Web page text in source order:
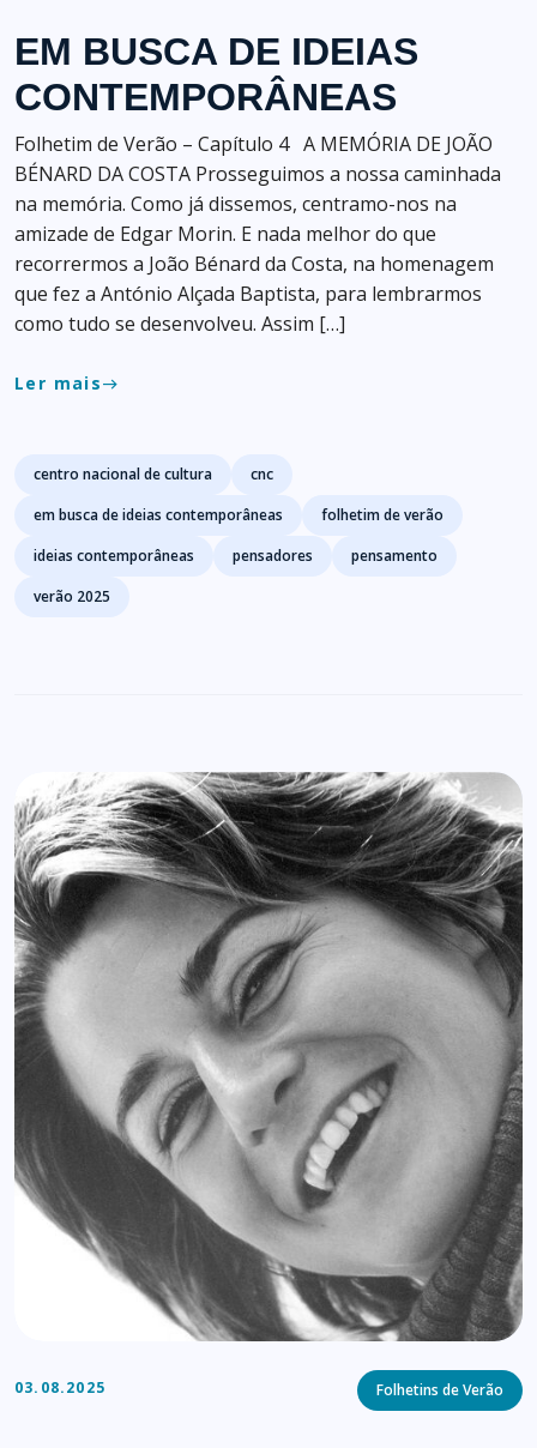
EM BUSCA DE IDEIAS
CONTEMPORÂNEAS
Folhetim de Verão – Capítulo 4 A MEMÓRIA DE JOÃO
BÉNARD DA COSTA Prosseguimos a nossa caminhada
na memória. Como já dissemos, centramo-nos na
amizade de Edgar Morin. E nada melhor do que
recorrermos a João Bénard da Costa, na homenagem
que fez a António Alçada Baptista, para lembrarmos
como tudo se desenvolveu. Assim […]
Ler maiseast
Tags
centro nacional de cultura
cnc
em busca de ideias contemporâneas
folhetim de verão
ideias contemporâneas
pensadores
pensamento
verão 2025
03.08.2025 Categories
Folhetins de Verão